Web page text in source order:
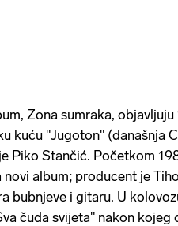
Zona sumraka, objavljuju
kuću "Jugoton" (današnja
Piko Stančić. Početkom
novi album; producent je
bubnjeve i gitaru. U
čuda svijeta" nakon kojeg